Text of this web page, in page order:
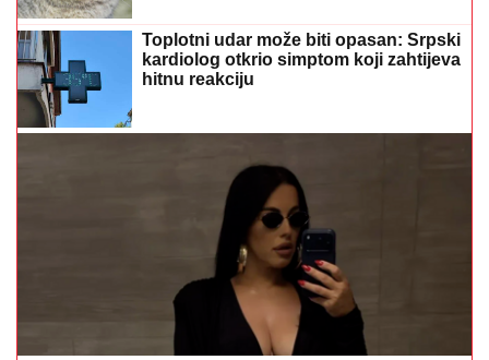
Toplotni udar može biti opasan: Srpski
kardiolog otkrio simptom koji zahtijeva
hitnu reakciju